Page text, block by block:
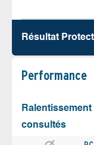
Résultat
Performance
consultés